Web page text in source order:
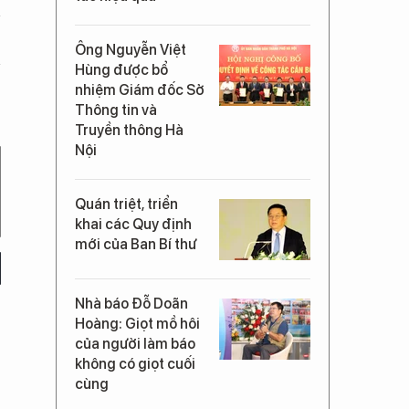
Ông Nguyễn Việt
Hùng được bổ
nhiệm Giám đốc Sở
Thông tin và
Truyền thông Hà
Nội
Quán triệt, triển
khai các Quy định
mới của Ban Bí thư
Nhà báo Đỗ Doãn
Hoàng: Giọt mồ hôi
của người làm báo
không có giọt cuối
cùng